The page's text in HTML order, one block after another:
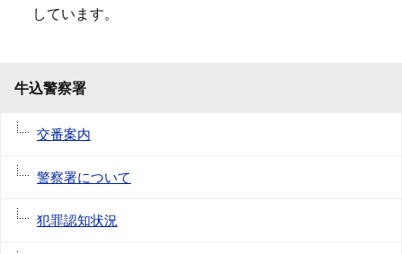
しています。
牛込警察署
交番案内
警察署について
犯罪認知状況